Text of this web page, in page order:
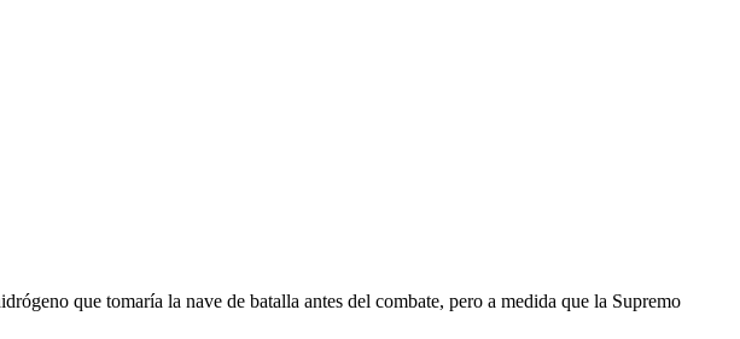
que tomaría la nave de batalla antes del combate, pero a medida que la Supremo